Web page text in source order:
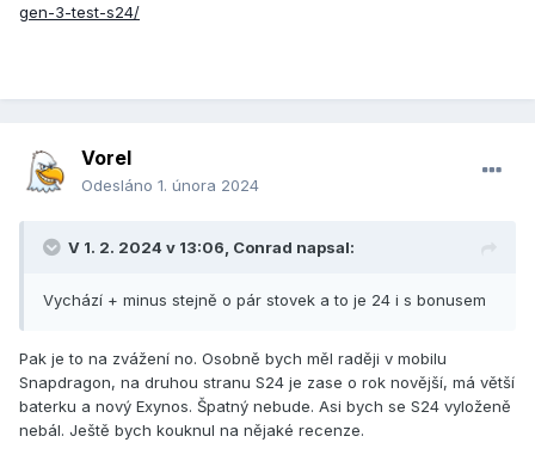
gen-3-test-s24/
Vorel
Odesláno 1. února 2024
V 1. 2. 2024 v 13:06, Conrad napsal:
Vychází + minus stejně o pár stovek a to je 24 i s bonusem
Pak je to na zvážení no. Osobně bych měl raději v mobilu
Snapdragon, na druhou stranu S24 je zase o rok novější, má větší
baterku a nový Exynos. Špatný nebude. Asi bych se S24 vyloženě
nebál. Ještě bych kouknul na nějaké recenze.